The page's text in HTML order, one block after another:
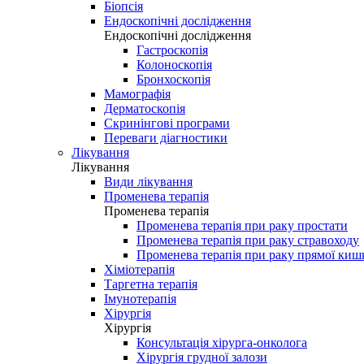
Біопсія
Ендоскопічні дослідження
Ендоскопічні дослідження
Гастроскопія
Колоноскопія
Бронхоскопія
Мамографія
Дерматоскопія
Скринінгові програми
Переваги діагностики
Лікування
Лікування
Види лікування
Променева терапія
Променева терапія
Променева терапія при раку простати
Променева терапія при раку стравоходу
Променева терапія при раку прямої
Хіміотерапія
Таргетна терапія
Імунотерапія
Хірургія
Хірургія
Консультація хірурга-онколога
Хірургія грудної залози